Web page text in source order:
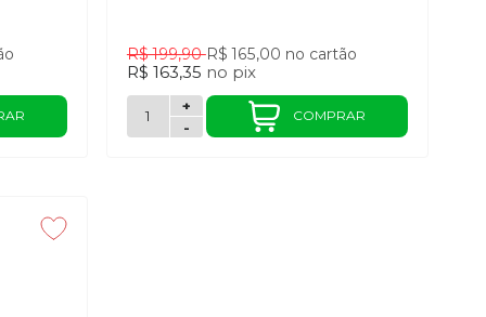
R$ 199,90R$ 165,00 no cartão
R$ 163,35 no pix
-
+
COMPRAR